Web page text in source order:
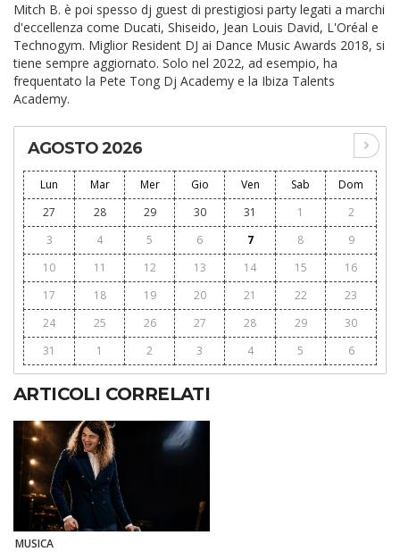
Mitch B. è poi spesso dj guest di prestigiosi party legati a marchi
d'eccellenza come Ducati, Shiseido, Jean Louis David, L'Oréal e
Technogym. Miglior Resident DJ ai Dance Music Awards 2018, si
tiene sempre aggiornato. Solo nel 2022, ad esempio, ha
frequentato la Pete Tong Dj Academy e la Ibiza Talents
Academy.
AGOSTO 2026
Lun Mar Mer Gio Ven Sab
Dom
27
28 29 30 31 1
2
3
4 5 6 7 8
9
10
11 12 13 14 15
16
17
18 19 20 21 22
23
24
25 26 27 28 29
30
31
1 2 3 4 5 6
ARTICOLI CORRELATI
MUSICA